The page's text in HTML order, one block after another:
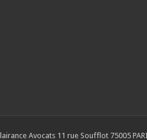
Avocats 11 rue Soufflot 75005